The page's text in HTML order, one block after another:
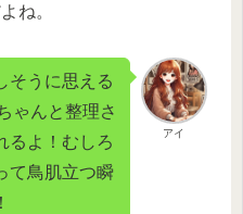
ね。
アイ
そうに思える
ゃんと整理さ
るよ！むしろ
て鳥肌立つ瞬